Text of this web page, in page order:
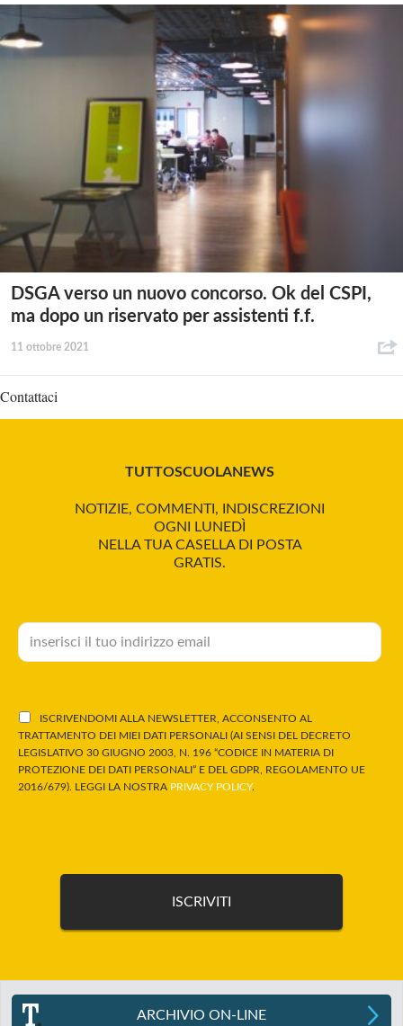
DSGA verso un nuovo concorso. Ok del CSPI,
ma dopo un riservato per assistenti f.f.
11 ottobre 2021
Contattaci
TUTTOSCUOLANEWS
NOTIZIE, COMMENTI, INDISCREZIONI
OGNI LUNEDÌ
NELLA TUA CASELLA DI POSTA
GRATIS.
ISCRIVENDOMI ALLA NEWSLETTER, ACCONSENTO AL
TRATTAMENTO DEI MIEI DATI PERSONALI (AI SENSI DEL DECRETO
LEGISLATIVO 30 GIUGNO 2003, N. 196 “CODICE IN MATERIA DI
PROTEZIONE DEI DATI PERSONALI” E DEL GDPR, REGOLAMENTO UE
2016/679). LEGGI LA NOSTRA PRIVACY POLICY.
ARCHIVIO ON-LINE